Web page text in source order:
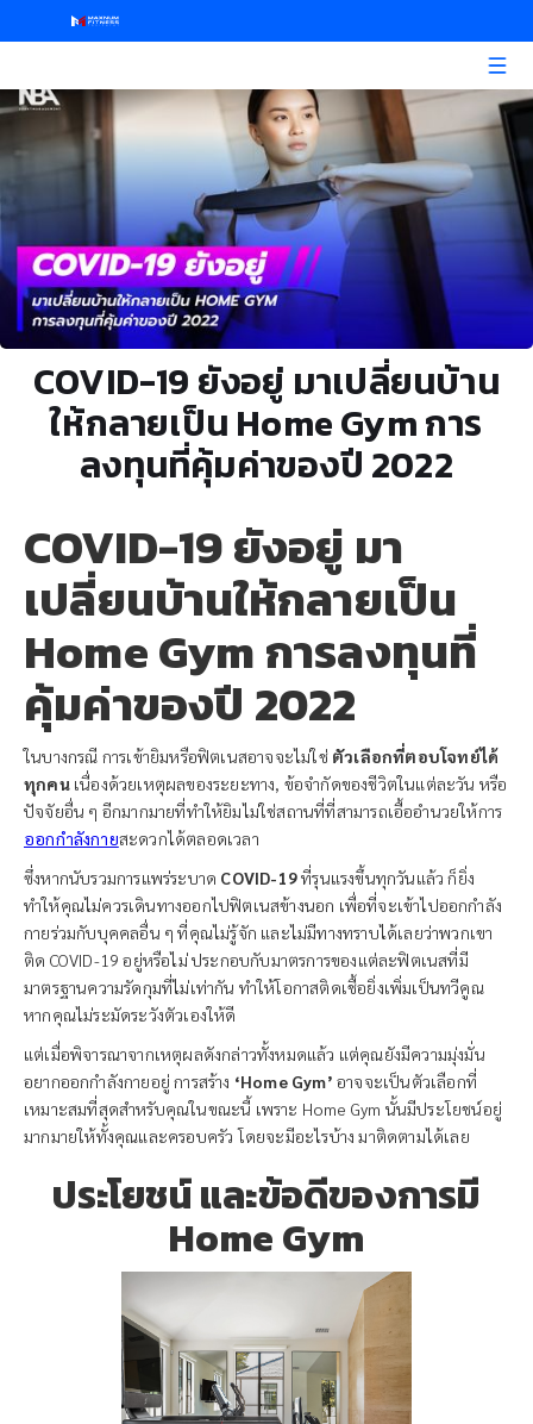
COVID-19 ยังอยู่ มาเปลี่ยนบ้าน
ให้กลายเป็น Home Gym การ
ลงทุนที่คุ้มค่าของปี 2022
COVID-19 ยังอยู่ มา
เปลี่ยนบ้านให้กลายเป็น
Home Gym การลงทุนที่
คุ้มค่าของปี 2022
ในบางกรณี การเข้ายิมหรือฟิตเนสอาจจะไม่ใช่ ตัวเลือกที่ตอบโจทย์ได้
ทุกคนเนื่องด้วยเหตุผลของระยะทาง, ข้อจำกัดของชีวิตในแต่ละวัน หรือ
ปัจจัยอื่น ๆ อีกมากมายที่ทำให้ยิมไม่ใช่สถานที่ที่สามารถเอื้ออำนวยให้การ
ออกกำลังกายสะดวกได้ตลอดเวลา
ซึ่งหากนับรวมการแพร่ระบาด COVID-19ที่รุนแรงขึ้นทุกวันแล้ว ก็ยิ่ง
ทำให้คุณไม่ควรเดินทางออกไปฟิตเนสข้างนอก เพื่อที่จะเข้าไปออกกำลัง
กายร่วมกับบุคคลอื่น ๆ ที่คุณไม่รู้จัก และไม่มีทางทราบได้เลยว่าพวกเขา
ติด COVID-19 อยู่หรือไม่ ประกอบกับมาตรการของแต่ละฟิตเนสที่มี
มาตรฐานความรัดกุมที่ไม่เท่ากัน ทำให้โอกาสติดเชื้อยิ่งเพิ่มเป็นทวีคูณ
หากคุณไม่ระมัดระวังตัวเองให้ดี
แต่เมื่อพิจารณาจากเหตุผลดังกล่าวทั้งหมดแล้ว แต่คุณยังมีความมุ่งมั่น
อยากออกกำลังกายอยู่ การสร้าง ‘Home Gym’อาจจะเป็นตัวเลือกที่
เหมาะสมที่สุดสำหรับคุณในขณะนี้ เพราะ Home Gym นั้นมีประโยชน์อยู่
มากมายให้ทั้งคุณและครอบครัว โดยจะมีอะไรบ้าง มาติดตามได้เลย
ประโยชน์ และข้อดีของการมี
Home Gym